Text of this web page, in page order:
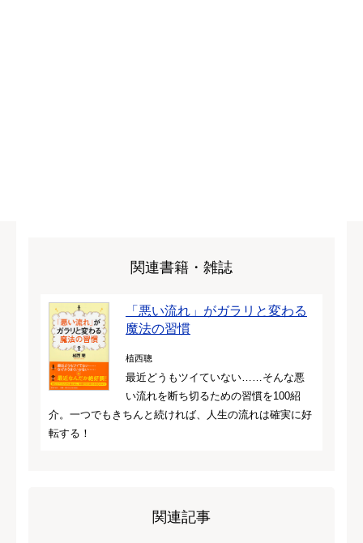
関連書籍・雑誌
「悪い流れ」がガラリと変わる
魔法の習慣
植西聰
最近どうもツイていない……そんな悪
い流れを断ち切るための習慣を100紹
介。一つでもきちんと続ければ、人生の流れは確実に好
転する！
関連記事